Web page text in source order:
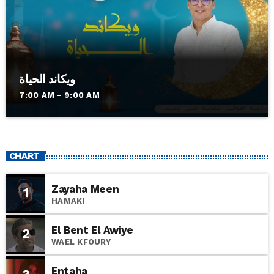
ويكاند الحياة
7:00 AM - 9:00 AM
CHART
1 Zayaha Meen
HAMAKI
2 El Bent El Awiye
WAEL KFOURY
Entaha